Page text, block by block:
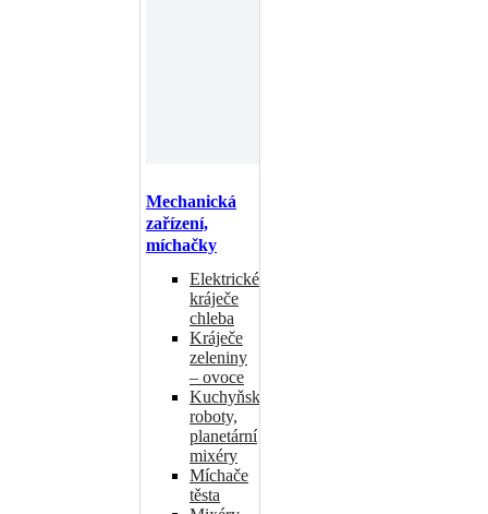
Mechanická
zařízení,
míchačky
Elektrické
kráječe
chleba
Kráječe
zeleniny
– ovoce
Kuchyňské
roboty,
planetární
mixéry
Míchače
těsta